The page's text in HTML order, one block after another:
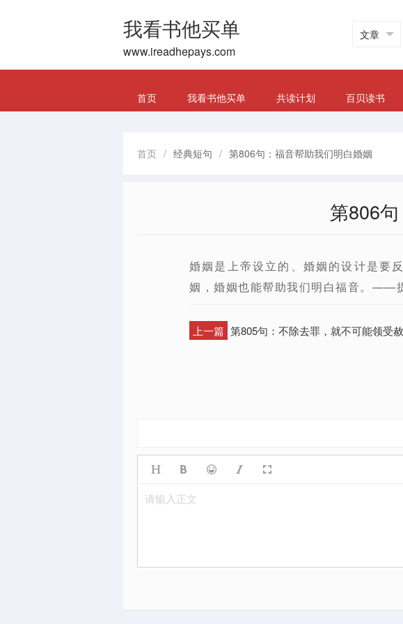
我看书他买单
www.ireadhepays.com
首页 我看书他买单 共读计划 百贝读书
首页 / 经典短句 / 第806句：福音帮助我们明白婚姻
第806
婚姻是上帝设立的、婚姻的设计是要
姻，婚姻也能帮助我们明白福音。——
上一篇 第805句：不除去罪，就不可能领受
请输入正文